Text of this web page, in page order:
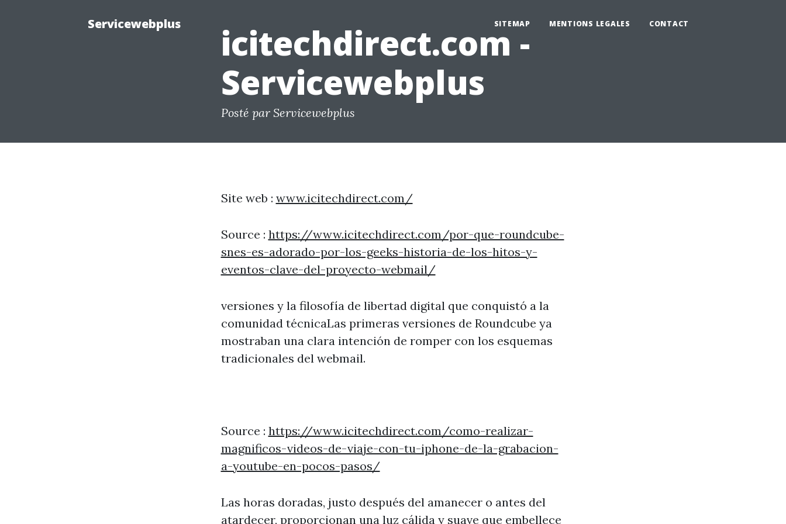
Servicewebplus SITEMAP MENTIONS LEGALES CONTACT
icitechdirect.com -
Servicewebplus
Posté par Servicewebplus
Site web : www.icitechdirect.com/
Source : https://www.icitechdirect.com/por-que-roundcube-
snes-es-adorado-por-los-geeks-historia-de-los-hitos-y-
eventos-clave-del-proyecto-webmail/
versiones y la filosofía de libertad digital que conquistó a la
comunidad técnicaLas primeras versiones de Roundcube ya
mostraban una clara intención de romper con los esquemas
tradicionales del webmail.
Source : https://www.icitechdirect.com/como-realizar-
magnificos-videos-de-viaje-con-tu-iphone-de-la-grabacion-
a-youtube-en-pocos-pasos/
Las horas doradas, justo después del amanecer o antes del
atardecer, proporcionan una luz cálida y suave que embellece